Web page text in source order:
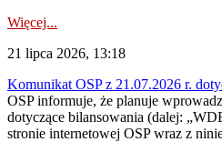
Więcej...
21 lipca 2026, 13:18
Komunikat OSP z 21.07.2026 r.
OSP informuje, że planuje
dotyczące bilansowania (dalej:
stronie internetowej OSP wraz z